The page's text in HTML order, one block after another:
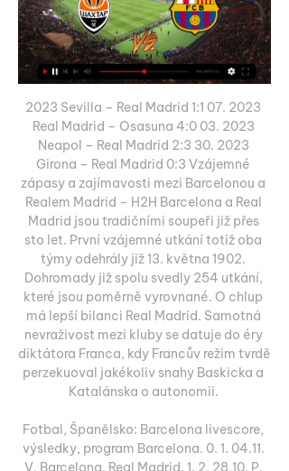
2023 Sevilla – Real Madrid 1:1 07. 2023
Real Madrid – Osasuna 4:0 03. 2023
Neapol – Real Madrid 2:3 30. 2023
Girona – Real Madrid 0:3 Vzájemné
zápasy a zajímavosti mezi Barcelonou a
Realem Madrid – H2H Barcelona a Real
Madrid jsou tradičními soupeři již přes
sto let. První vzájemné utkání totiž oba
týmy odehrály již 13. května 1902.
Dohromady již spolu svedly 254 utkání,
které jsou poměrně vyrovnané. O chlup
má lepší bilanci Real Madrid. Samotná
nevraživost mezi kluby se datuje do éry
diktátora Franca, kdy Francův režim tvrdě
perzekuoval jakékoliv snahy Baskicka a
Katalánska o autonomii.
Fotbal, Španělsko: Barcelona livescore,
výsledky, program Barcelona. 0. 1. 04.11.
V. Barcelona. Real Madrid. 1. 2. 28.10. P.